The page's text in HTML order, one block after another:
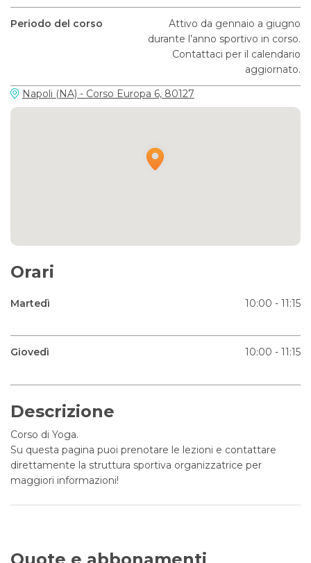
Periodo del corso
Attivo da gennaio a giugno
durante l’anno sportivo in corso.
Contattaci per il calendario
aggiornato.
Napoli (NA) - Corso Europa 6, 80127
Orari
Martedì 10:00 - 11:15
Giovedì 10:00 - 11:15
Descrizione
Corso di Yoga.
Su questa pagina puoi prenotare le lezioni e contattare
direttamente la struttura sportiva organizzatrice per
maggiori informazioni!